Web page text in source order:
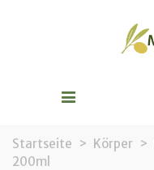
Startseite > Körper >
200ml